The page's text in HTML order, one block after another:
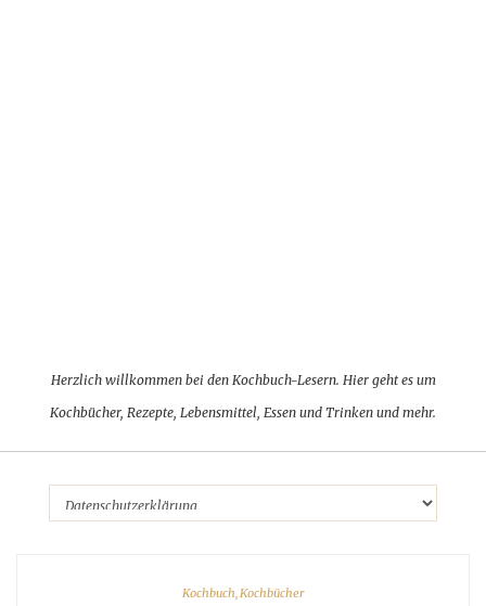
Herzlich willkommen bei den Kochbuch-Lesern. Hier geht es um
Kochbücher, Rezepte, Lebensmittel, Essen und Trinken und mehr.
Kochbuch,Kochbücher